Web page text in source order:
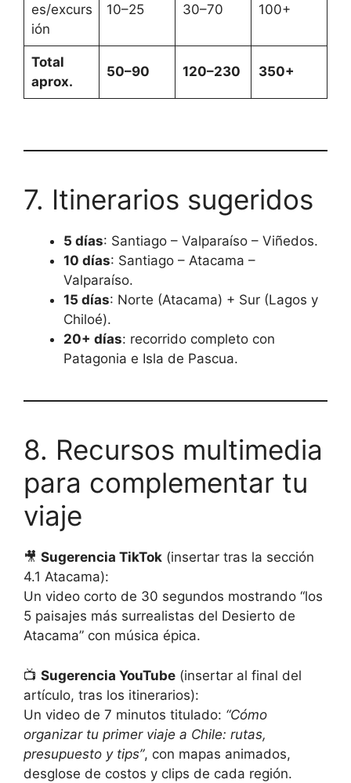
es/excurs
ión
10–25 30–70 100+
Total
aprox.
50–90 120–230 350+
7. Itinerarios sugeridos
5 días: Santiago – Valparaíso – Viñedos.
10 días: Santiago – Atacama –
Valparaíso.
15 días: Norte (Atacama) + Sur (Lagos y
Chiloé).
20+ días: recorrido completo con
Patagonia e Isla de Pascua.
8. Recursos multimedia
para complementar tu
viaje
🎥 Sugerencia TikTok (insertar tras la sección
4.1 Atacama):
Un video corto de 30 segundos mostrando “los
5 paisajes más surrealistas del Desierto de
Atacama” con música épica.
📺 Sugerencia YouTube (insertar al final del
artículo, tras los itinerarios):
Un video de 7 minutos titulado: “Cómo
organizar tu primer viaje a Chile: rutas,
presupuesto y tips”, con mapas animados,
desglose de costos y clips de cada región.